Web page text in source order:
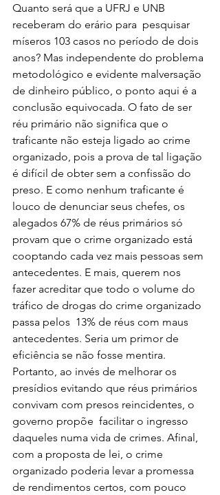
Quanto será que a UFRJ e UNB
receberam do erário para  pesquisar
míseros 103 casos no período de dois
anos? Mas independente do problema
metodológico e evidente malversação
de dinheiro público, o ponto aqui é a
conclusão equivocada. O fato de ser
réu primário não significa que o
traficante não esteja ligado ao crime
organizado, pois a prova de tal ligação
é difícil de obter sem a confissão do
preso. E como nenhum traficante é
louco de denunciar seus chefes, os
alegados 67% de réus primários só
provam que o crime organizado está
cooptando cada vez mais pessoas sem
antecedentes. E mais, querem nos
fazer acreditar que todo o volume do
tráfico de drogas do crime organizado
passa pelos  13% de réus com maus
antecedentes. Seria um primor de
eficiência se não fosse mentira.
Portanto, ao invés de melhorar os
presídios evitando que réus primários
convivam com presos reincidentes, o
governo propõe  facilitar o ingresso
daqueles numa vida de crimes. Afinal,
com a proposta de lei, o crime
organizado poderia levar a promessa
de rendimentos certos, com pouco